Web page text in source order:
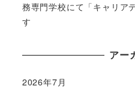
務専門学校にて「キャリア
す
アー
2026年7月